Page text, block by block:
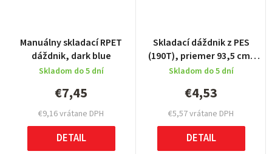
Manuálny skladací RPET
dáždnik, dark blue
Skladom do 5 dní
€9,16 vrátane DPH
€7,45
DETAIL
Skladací dáždnik z PES
(190T), priemer 93,5 cm,
purple
Skladom do 5 dní
€5,57 vrátane DPH
€4,53
DETAIL